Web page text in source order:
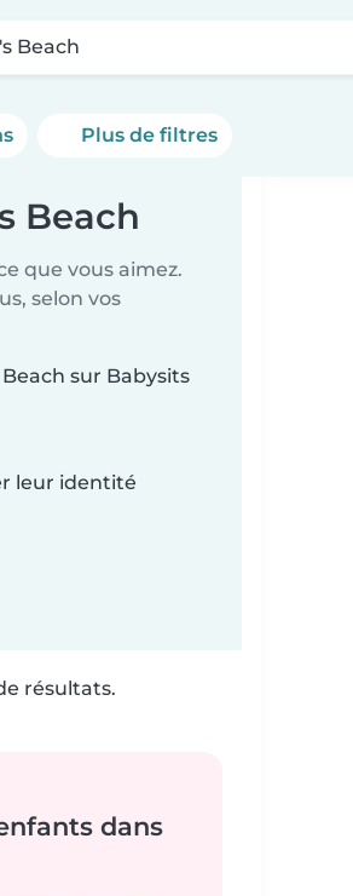
Beach
Plus de filtres
Beach
que vous aimez.
selon vos
sur Babysits
leur identité
résultats.
dans